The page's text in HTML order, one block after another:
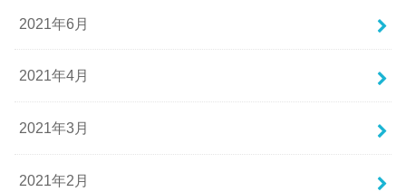
2021年6月
2021年4月
2021年3月
2021年2月